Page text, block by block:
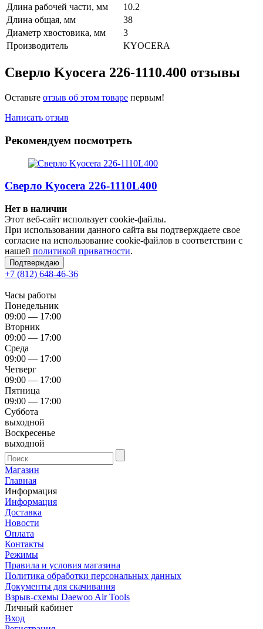
Длина рабочей части, мм
10.2
Длина общая, мм
38
Диаметр хвостовика, мм
3
Производитель
KYOCERA
Сверло Kyocera 226-1110.400 отзывы
Оставьте отзыв об этом товаре первым!
Написать отзыв
Рекомендуем посмотреть
Сверло Kyocera 226-1110L400
Нет в наличии
Этот веб-сайт использует cookie-файлы.
При использовании данного сайта вы подтверждаете свое
согласие на использование cookie-файлов в соответствии с
нашей политикой приватности.
Подтверждаю
+7 (812) 648-46-36
Часы работы
Понедельник
09:00 — 17:00
Вторник
09:00 — 17:00
Среда
09:00 — 17:00
Четверг
09:00 — 17:00
Пятница
09:00 — 17:00
Суббота
выходной
Воскресенье
выходной
Магазин
Главная
Информация
Информация
Доставка
Новости
Оплата
Контакты
Режимы
Правила и условия магазина
Политика обработки персональных данных
Документы для скачивания
Взрыв-схемы Daewoo Air Tools
Личный кабинет
Вход